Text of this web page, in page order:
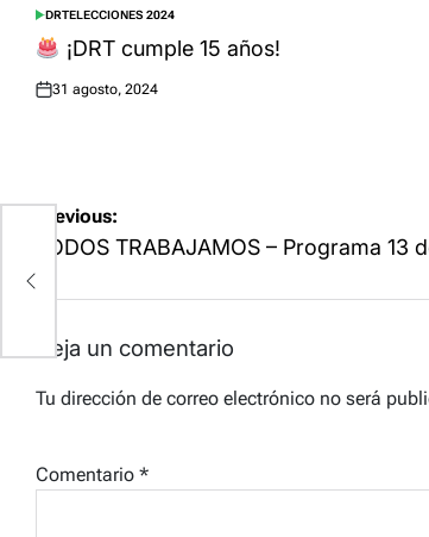
POSTED
IN
DRTELECCIONES 2024
¡DRT cumple 15 años!
Posted
31 agosto, 2024
Navegación
de
entradas
Previous:
TODOS TRABAJAMOS – Programa 13
Deja un comentario
Tu dirección de correo electrónico no será
Comentario *